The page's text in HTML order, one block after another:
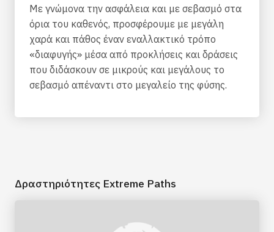
Με γνώμονα την ασφάλεια και με σεβασμό στα
όρια του καθενός, προσφέρουμε με μεγάλη
χαρά και πάθος έναν εναλλακτικό τρόπο
«διαφυγής» μέσα από προκλήσεις και δράσεις
που διδάσκουν σε μικρούς και μεγάλους το
σεβασμό απέναντι στο μεγαλείο της φύσης.
Δραστηριότητες Extreme Paths